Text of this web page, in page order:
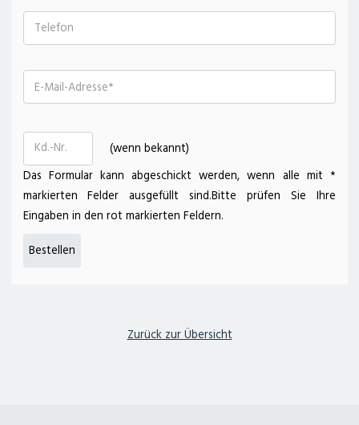
Telefon
E-Mail-Adresse
Kd.-Nr.
(wenn bekannt)
Das Formular kann abgeschickt werden, wenn alle mit *
markierten Felder ausgefüllt sind.Bitte prüfen Sie Ihre
Eingaben in den rot markierten Feldern.
Zurück zur Übersicht
zum Kärcher Center deterding+ gräpel
@